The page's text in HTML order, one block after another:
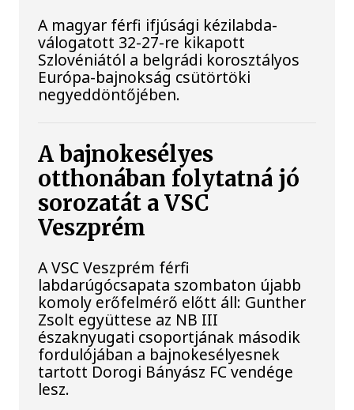
A magyar férfi ifjúsági kézilabda-
válogatott 32-27-re kikapott
Szlovéniától a belgrádi korosztályos
Európa-bajnokság csütörtöki
negyeddöntőjében.
A bajnokesélyes
otthonában folytatná jó
sorozatát a VSC
Veszprém
A VSC Veszprém férfi
labdarúgócsapata szombaton újabb
komoly erőfelmérő előtt áll: Gunther
Zsolt együttese az NB III
északnyugati csoportjának második
fordulójában a bajnokesélyesnek
tartott Dorogi Bányász FC vendége
lesz.